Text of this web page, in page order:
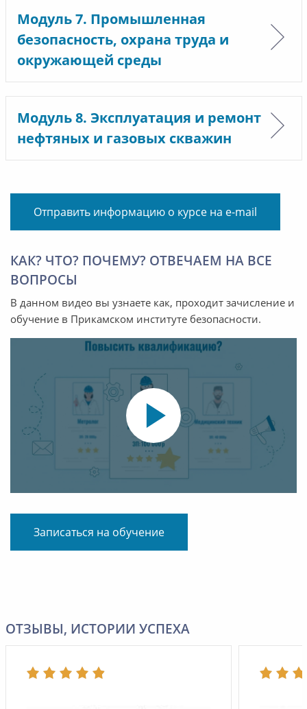
Модуль 7. Промышленная
безопасность, охрана труда и
окружающей среды
Модуль 8. Эксплуатация и ремонт
нефтяных и газовых скважин
Отправить информацию о курсе на e-mail
КАК? ЧТО? ПОЧЕМУ? ОТВЕЧАЕМ НА ВСЕ
ВОПРОСЫ
В данном видео вы узнаете как, проходит зачисление и
обучение в Прикамском институте безопасности.
Записаться на обучение
ОТЗЫВЫ, ИСТОРИИ УСПЕХА